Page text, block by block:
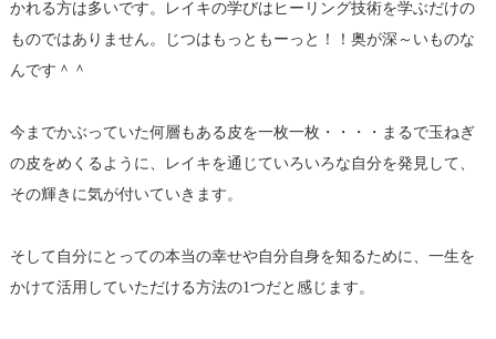
かれる方は多いです。レイキの学びはヒーリング技術を学ぶだけの
ものではありません。じつはもっともーっと！！奥が深～いものな
んです＾＾
今までかぶっていた何層もある皮を一枚一枚・・・・まるで玉ねぎ
の皮をめくるように、レイキを通じていろいろな自分を発見して、
その輝きに気が付いていきます。
そして自分にとっての本当の幸せや自分自身を知るために、一生を
かけて活用していただける方法の1つだと感じます。